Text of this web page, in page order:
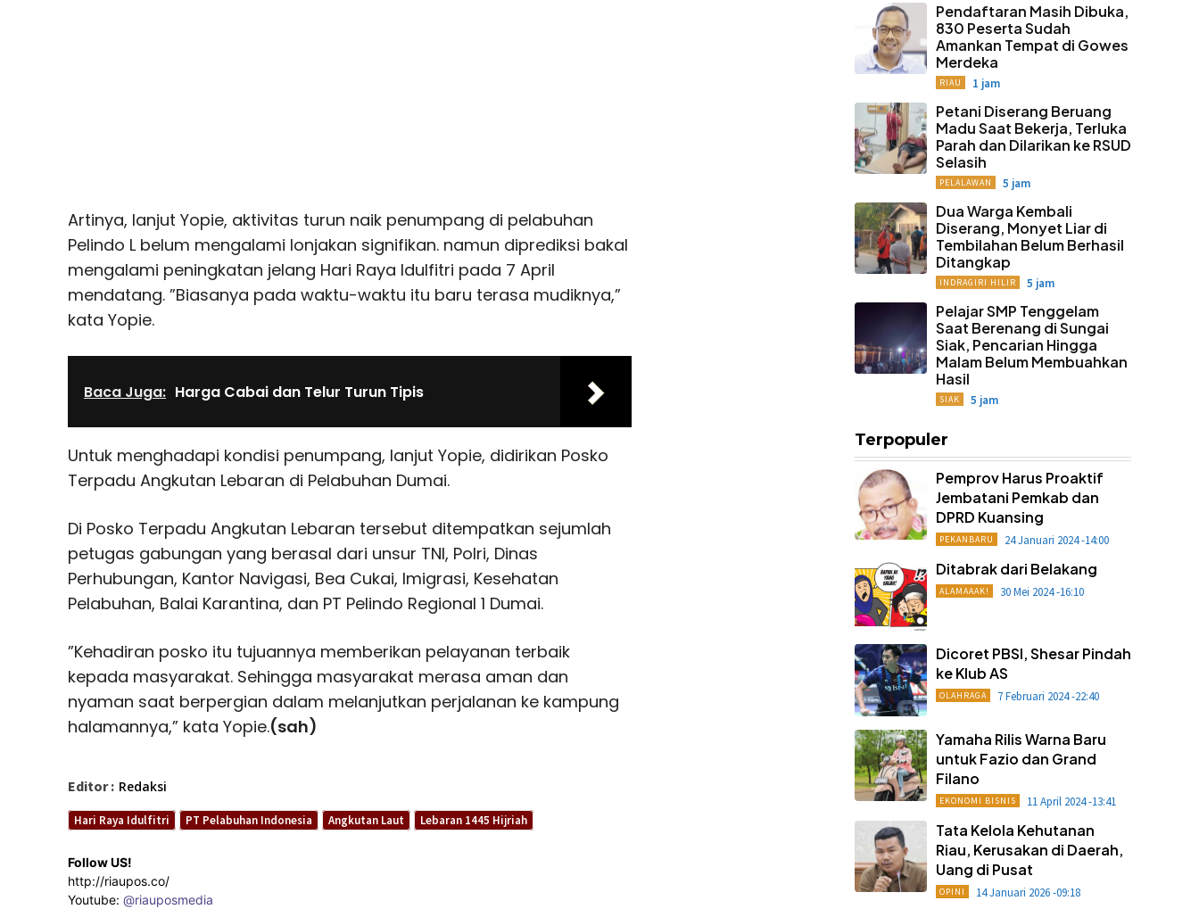
Artinya, lanjut Yopie, aktivitas turun naik penumpang di pelabuhan
Pelindo L belum mengalami lonjakan signifikan. namun diprediksi bakal
mengalami peningkatan jelang Hari Raya Idulfitri pada 7 April
mendatang. ”Biasanya pada waktu-waktu itu baru terasa mudiknya,”
kata Yopie.
Baca Juga: Harga Cabai dan Telur Turun Tipis
Untuk menghadapi kondisi penumpang, lanjut Yopie, didirikan Posko
Terpadu Angkutan Lebaran di Pelabuhan Dumai.
Di Posko Terpadu Angkutan Lebaran tersebut ditempatkan sejumlah
petugas gabungan yang berasal dari unsur TNI, Polri, Dinas
Perhubungan, Kantor Navigasi, Bea Cukai, Imigrasi, Kesehatan
Pelabuhan, Balai Karantina, dan PT Pelindo Regional 1 Dumai.
”Kehadiran posko itu tujuannya memberikan pelayanan terbaik
kepada masyarakat. Sehingga masyarakat merasa aman dan
nyaman saat berpergian dalam melanjutkan perjalanan ke kampung
halamannya,” kata Yopie.(sah)
Editor : Redaksi
Hari Raya Idulfitri PT Pelabuhan Indonesia Angkutan Laut Lebaran 1445 Hijriah
Follow US!
http://riaupos.co/
Youtube: @riauposmedia
Pendaftaran Masih Dibuka,
830 Peserta Sudah
Amankan Tempat di Gowes
Merdeka
RIAU 1 jam
Petani Diserang Beruang
Madu Saat Bekerja, Terluka
Parah dan Dilarikan ke RSUD
Selasih
PELALAWAN 5 jam
Dua Warga Kembali
Diserang, Monyet Liar di
Tembilahan Belum Berhasil
Ditangkap
INDRAGIRI HILIR 5 jam
Pelajar SMP Tenggelam
Saat Berenang di Sungai
Siak, Pencarian Hingga
Malam Belum Membuahkan
Hasil
SIAK 5 jam
Terpopuler
Pemprov Harus Proaktif
Jembatani Pemkab dan
DPRD Kuansing
PEKANBARU 24 Januari 2024 -14:00
Ditabrak dari Belakang
ALAMAAAK! 30 Mei 2024 -16:10
Dicoret PBSI, Shesar Pindah
ke Klub AS
OLAHRAGA 7 Februari 2024 -22:40
Yamaha Rilis Warna Baru
untuk Fazio dan Grand
Filano
EKONOMI BISNIS 11 April 2024 -13:41
Tata Kelola Kehutanan
Riau, Kerusakan di Daerah,
Uang di Pusat
OPINI 14 Januari 2026 -09:18